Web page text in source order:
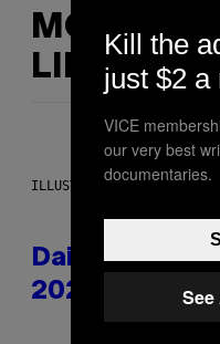
MORE
LIKE THIS
ILLUSTRATION BY REESA.
Daily
2026
Kill the
just $2 a
VICE
our very best
documentaries.